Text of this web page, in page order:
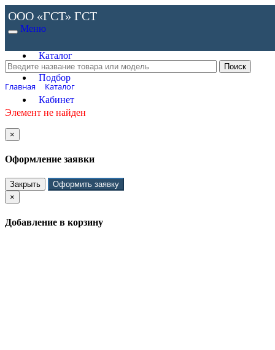
ООО «ГСТ» ГСТ
Меню
Каталог
Подбор
Кабинет
Главная Каталог
Элемент не найден
×
Оформление заявки
Закрыть
Оформить заявку
×
Добавление в корзину